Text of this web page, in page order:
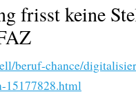
frisst keine
beruf-chance/
15177828.html